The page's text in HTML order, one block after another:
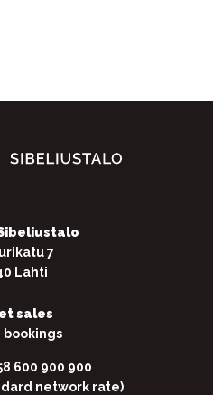
7
Lahti
sales
bookings
600 900 900
network rate)